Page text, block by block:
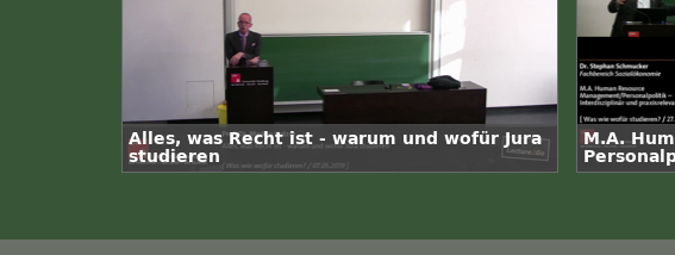
Alles, was Recht ist - warum und wofür Jura
studieren
M.A.